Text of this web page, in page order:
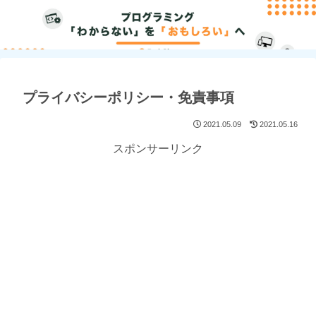
プライバシーポリシー・免責事項
2021.05.09 2021.05.16
スポンサーリンク